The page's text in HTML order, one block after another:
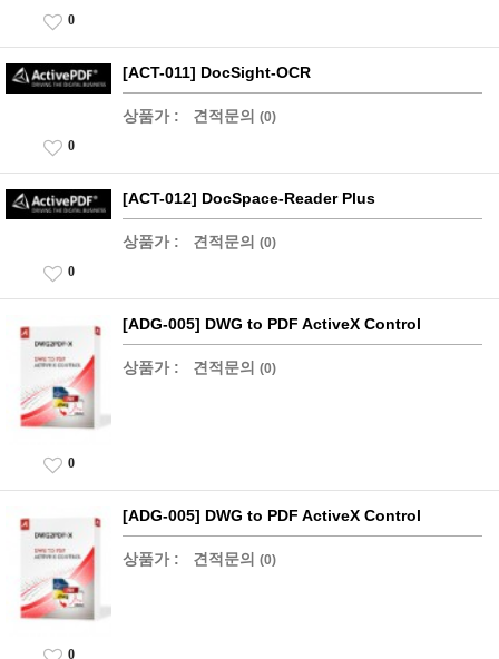
0
[ACT-011] DocSight-OCR
상품가 : 견적문의 (0)
0
[ACT-012] DocSpace-Reader Plus
상품가 : 견적문의 (0)
0
[ADG-005] DWG to PDF ActiveX Control
상품가 : 견적문의 (0)
0
[ADG-005] DWG to PDF ActiveX Control
상품가 : 견적문의 (0)
0